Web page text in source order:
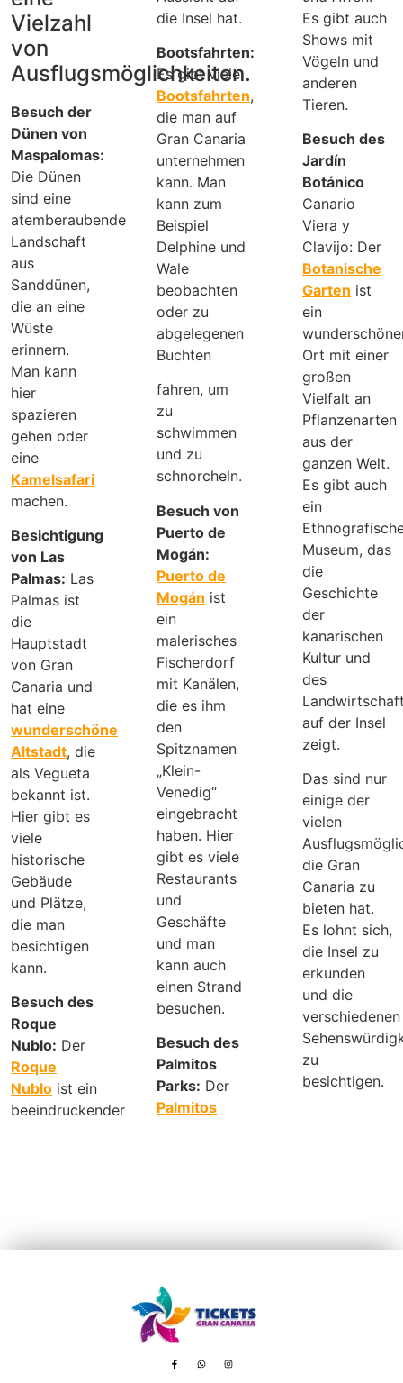
Vielzahl
von
Ausflugsmöglichkeiten.
Besuch der
Dünen von
Maspalomas:
Die Dünen
sind eine
atemberaubende
Landschaft
aus
Sanddünen,
die an eine
Wüste
erinnern.
Man kann
hier
spazieren
gehen oder
eine
Kamelsafari
machen.
Besichtigung
von Las
Palmas: Las
Palmas ist
die
Hauptstadt
von Gran
Canaria und
hat eine
wunderschöne
Altstadt, die
als Vegueta
bekannt ist.
Hier gibt es
viele
historische
Gebäude
und Plätze,
die man
besichtigen
kann.
Besuch des
Roque
Nublo: Der
Roque
Nublo ist ein
beeindruckender
die Insel hat.
Bootsfahrten:
Es gibt viele
Bootsfahrten,
die man auf
Gran Canaria
unternehmen
kann. Man
kann zum
Beispiel
Delphine und
Wale
beobachten
oder zu
abgelegenen
Buchten
fahren, um
zu
schwimmen
und zu
schnorcheln.
Besuch von
Puerto de
Mogán:
Puerto de
Mogán ist
ein
malerisches
Fischerdorf
mit Kanälen,
die es ihm
den
Spitznamen
„Klein-
Venedig“
eingebracht
haben. Hier
gibt es viele
Restaurants
und
Geschäfte
und man
kann auch
einen Strand
besuchen.
Besuch des
Palmitos
Parks: Der
Palmitos
Es gibt auch
Shows mit
Vögeln und
anderen
Tieren.
Besuch des
Jardín
Botánico
Canario
Viera y
Clavijo: Der
Botanische
Garten ist
ein
Ort mit einer
großen
Vielfalt an
Pflanzenarten
aus der
ganzen Welt.
Es gibt auch
ein
Museum, das
die
Geschichte
der
kanarischen
Kultur und
des
auf der Insel
zeigt.
Das sind nur
einige der
vielen
die Gran
Canaria zu
bieten hat.
Es lohnt sich,
die Insel zu
erkunden
und die
verschiedenen
zu
besichtigen.